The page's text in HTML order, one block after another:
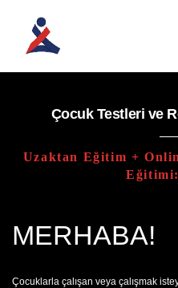
ATÖLYELERIMIZ
EĞITIM PROGRAMLARI
İLETIŞIM
Çocuk Testleri ve
Uzaktan Eğitim +
MERHABA!
Çocuklarla çalışan veya çalışmak